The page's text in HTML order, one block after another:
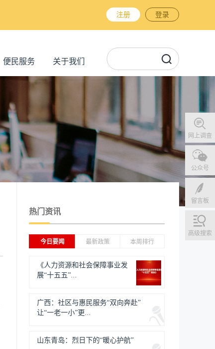
注册 登录
便民服务 关于我们
网上调查
公众号
留言板
高级搜索
热门资讯
今日要闻 最新政策 本周排行
《人力资源和社会保障事业发
展“十五五”...
广西：社区与惠民服务“双向奔赴”
让“一老一小”更...
山东青岛：烈日下的“暖心护航”